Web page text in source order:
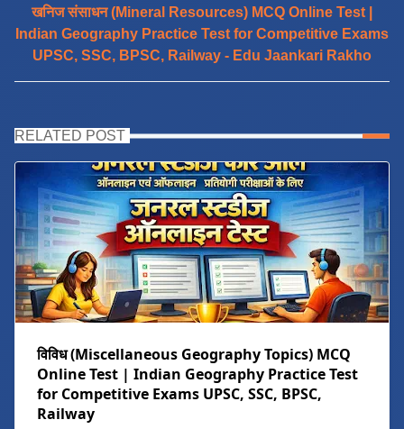
खनिज संसाधन (Mineral Resources) MCQ Online Test |
Indian Geography Practice Test for Competitive Exams
UPSC, SSC, BPSC, Railway - Edu Jaankari Rakho
RELATED POST
विविध (Miscellaneous Geography Topics) MCQ
Online Test | Indian Geography Practice Test
for Competitive Exams UPSC, SSC, BPSC,
Railway